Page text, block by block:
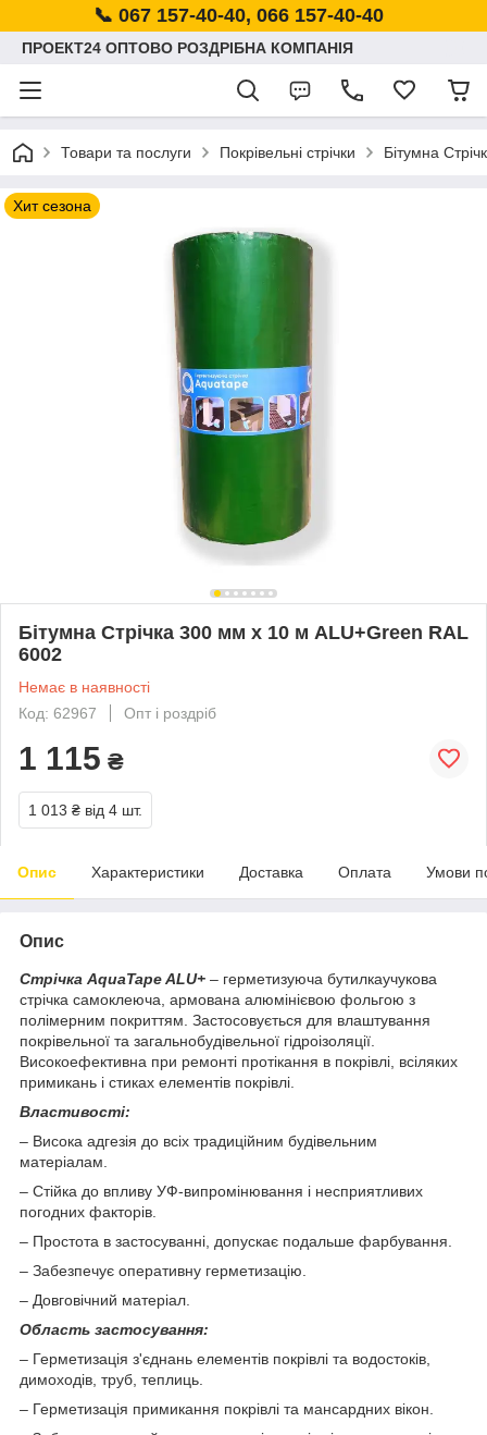
📞 067 157-40-40, 066 157-40-40
ПРОЕКТ24 ОПТОВО РОЗДРІБНА КОМПАНІЯ
Товари та послуги Покрівельні стрічки Бітумна
Хит сезона
Бітумна Стрічка 300 мм х 10 м ALU+Green RAL
6002
Немає в наявності
Код: 62967
Опт і роздріб
1 115 ₴
1 013 ₴ від 4 шт.
Опис Характеристики Доставка Оплата Умови
Опис
Стрічка AquaTape ALU+ – герметизуюча бутилкаучукова
стрічка самоклеюча, армована алюмінієвою фольгою з
полімерним покриттям. Застосовується для влаштування
покрівельної та загальнобудівельної гідроізоляції.
Високоефективна при ремонті протікання в покрівлі, всіляких
примикань і стиках елементів покрівлі.
Властивості:
– Висока адгезія до всіх традиційним будівельним
матеріалам.
– Стійка до впливу УФ-випромінювання і несприятливих
погодних факторів.
– Простота в застосуванні, допускає подальше фарбування.
– Забезпечує оперативну герметизацію.
– Довговічний матеріал.
Область застосування:
– Герметизація з'єднань елементів покрівлі та водостоків,
димоходів, труб, теплиць.
– Герметизація примикання покрівлі та мансардних вікон.